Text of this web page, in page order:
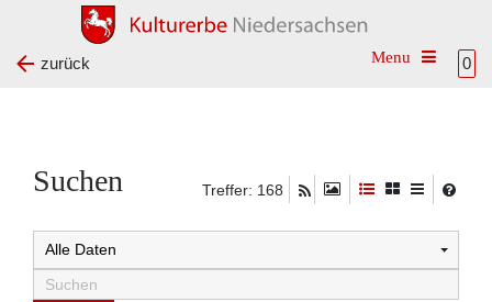
0
Toggle
zurück
Suchen Treffer: 168